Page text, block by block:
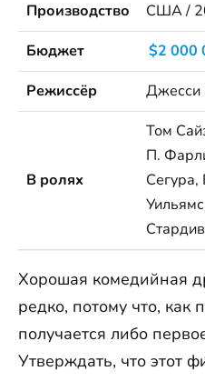
Производство
США /
Бюджет
$2 000
Режиссёр
Джесси
В ролях
Том
П.
Сегура,
Хорошая комедийная
редко, потому что, как
получается либо
Утверждать, что этот